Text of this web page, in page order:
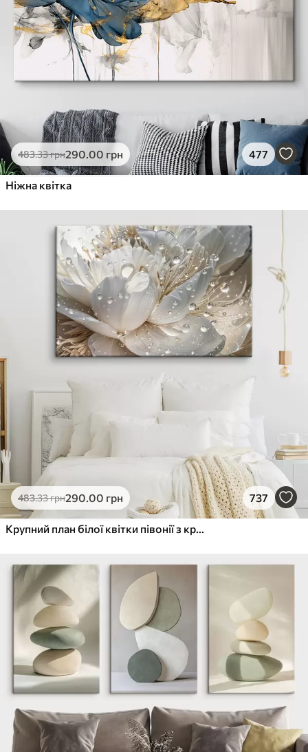
483.33грн290.00 грн 477
Ніжна квітка
483.33грн290.00 грн 737
Крупний план білої квітки півонії з крапельками води на пелюстках на розмитому фоні